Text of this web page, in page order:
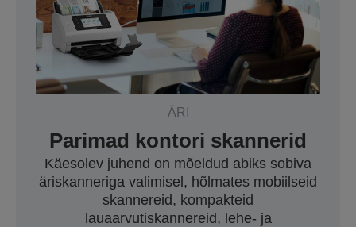
ÄRI
Parimad kontori skannerid
Käesolev juhend on mõeldud abiks sobiva
äriskanneriga valimisel, hõlmates mobiilseid
skannereid, kompakteid
lauaarvutiskannereid, lehe- ja